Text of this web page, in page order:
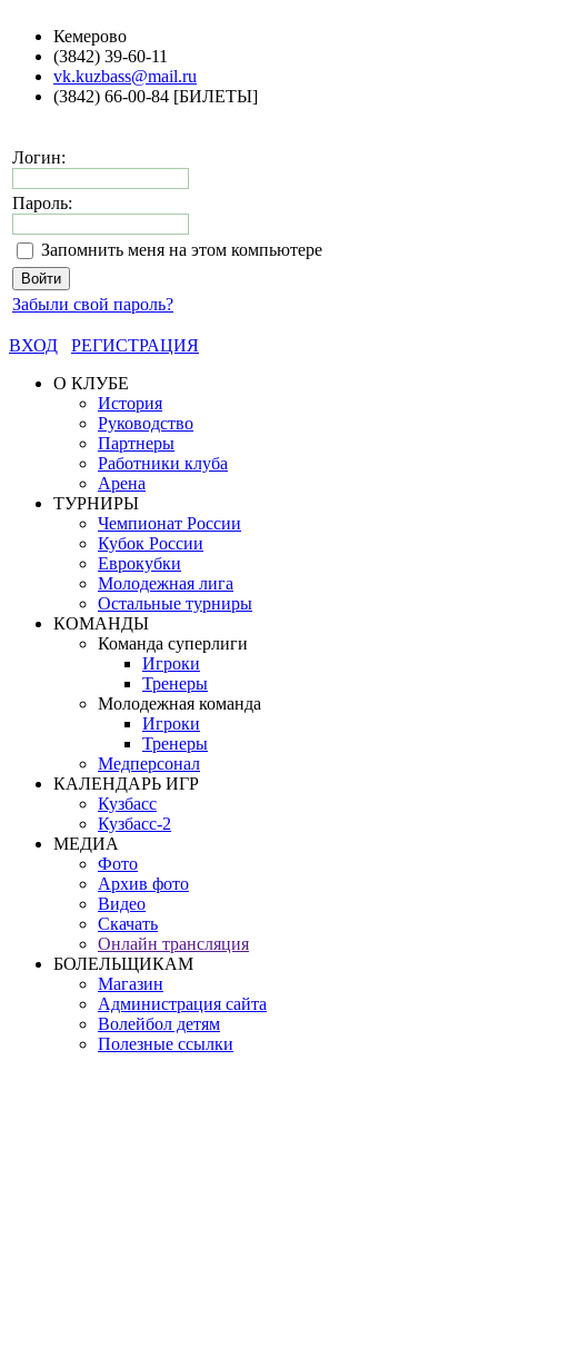
Кемерово
(3842) 39-60-11
vk.kuzbass@mail.ru
(3842) 66-00-84 [БИЛЕТЫ]
Логин:
Пароль:
Запомнить меня на этом компьютере
Забыли свой пароль?
ВХОД
РЕГИСТРАЦИЯ
О КЛУБЕ
История
Руководство
Партнеры
Работники клуба
Арена
ТУРНИРЫ
Чемпионат России
Кубок России
Еврокубки
Молодежная лига
Остальные турниры
КОМАНДЫ
Команда суперлиги
Игроки
Тренеры
Молодежная команда
Игроки
Тренеры
Медперсонал
КАЛЕНДАРЬ ИГР
Кузбасс
Кузбасс-2
МЕДИА
Фото
Архив фото
Видео
Скачать
Онлайн трансляция
БОЛЕЛЬЩИКАМ
Магазин
Администрация сайта
Волейбол детям
Полезные ссылки